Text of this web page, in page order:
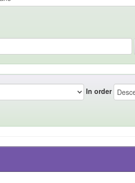
In order